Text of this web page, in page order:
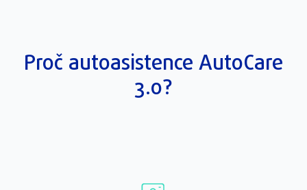
Proč autoasistence AutoCare
3.0?